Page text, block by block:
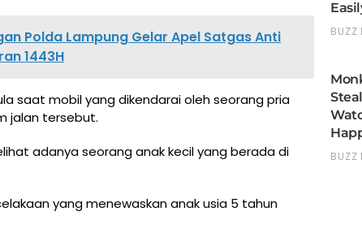
Polda Lampung Gelar Apel Satgas Anti
1443H
saat mobil yang dikendarai oleh seorang pria
jalan tersebut.
adanya seorang anak kecil yang berada di
yang menewaskan anak usia 5 tahun